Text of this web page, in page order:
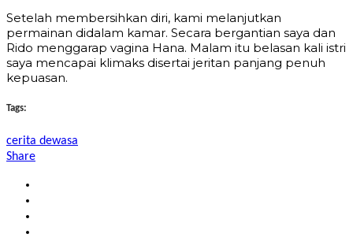
Setelah membersihkan diri, kami melanjutkan
permainan didalam kamar. Secara bergantian saya dan
Rido menggarap vagina Hana. Malam itu belasan kali istri
saya mencapai klimaks disertai jeritan panjang penuh
kepuasan.
Tags:
cerita dewasa
Share